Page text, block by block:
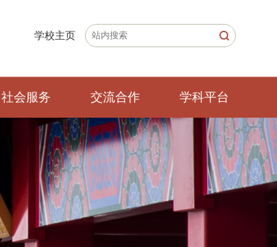
学校主页
社会服务 交流合作 学科平台